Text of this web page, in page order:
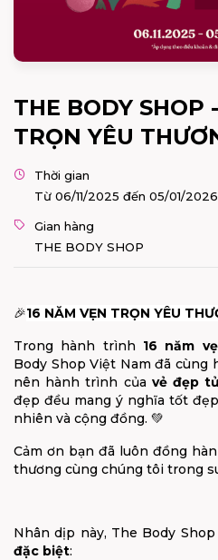
THE BODY SHOP
TRỌN YÊU
Thời gian
Từ 06/11/2025 đến 05/01/2026
Gian hàng
THE BODY SHOP
🎉16 NĂM VẸN TRỌN YÊU
Trong hành trình 16 năm
Body Shop Việt Nam đã
nên hành trình của vẻ đẹp
đẹp đều mang ý nghĩa tốt
nhiên và cộng đồng. 💚
Cảm ơn bạn đã luôn đồng
thương cùng chúng tôi trong
Nhân dịp này, The Body
đặc biệt: